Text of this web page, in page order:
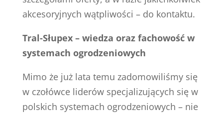
akcesoryjnych wątpliwości – do kontaktu.
Tral-Słupex – wiedza oraz fachowość w
systemach ogrodzeniowych
Mimo że już lata temu zadomowiliśmy się
w czołówce liderów specjalizujących się w
polskich systemach ogrodzeniowych – nie